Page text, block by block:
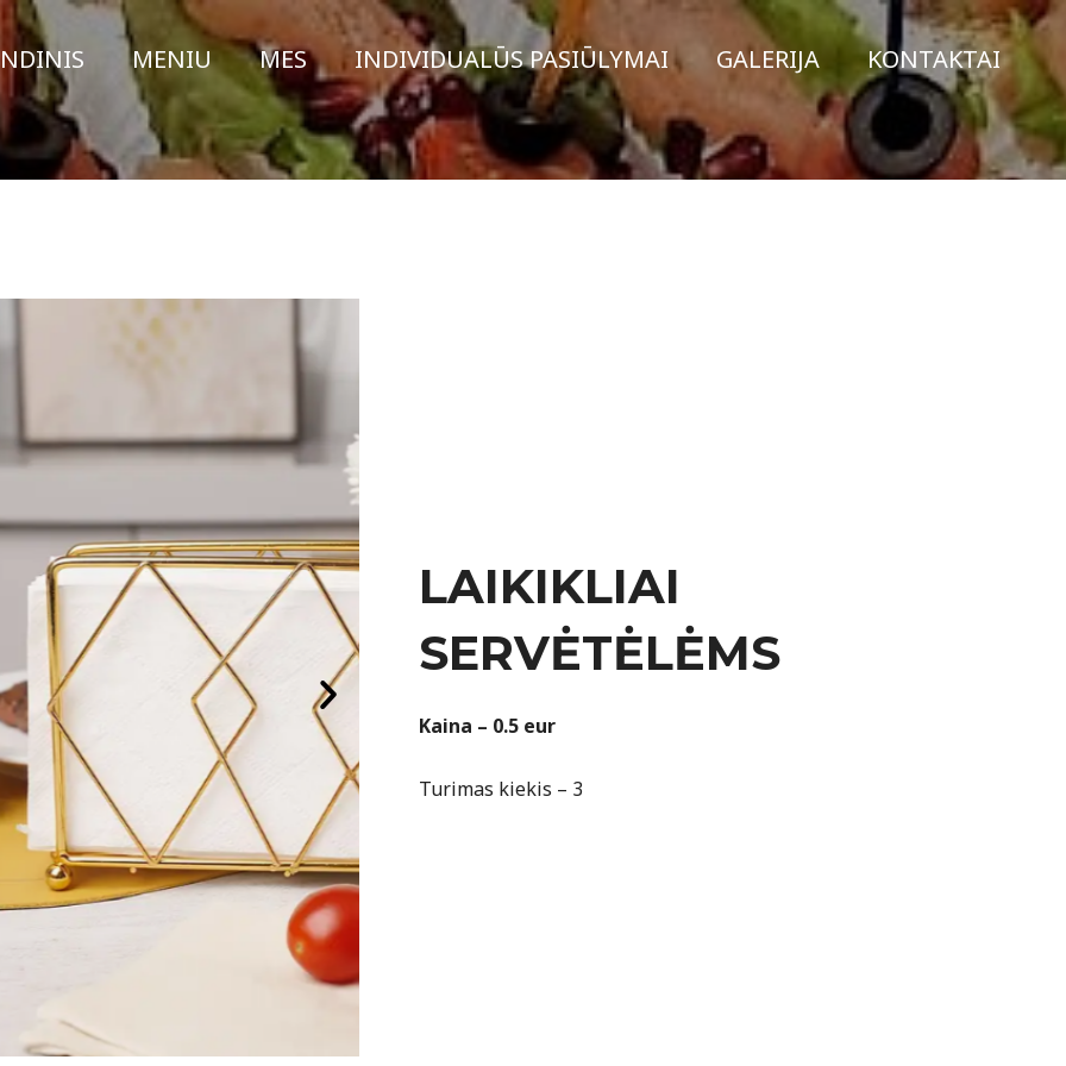
MENIU MES INDIVIDUALŪS PASIŪLYMAI GALERIJA KONTAKTAI
LAIKIKLIAI
SERVĖTĖLĖMS
Kaina – 0.5 eur
Turimas kiekis – 3